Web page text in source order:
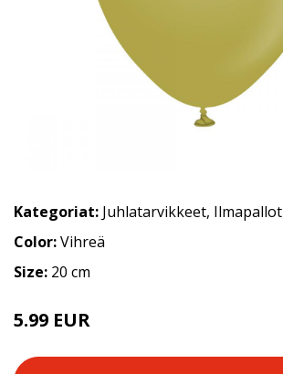
Kategoriat: Juhlatarvikkeet, Ilmapallot
Color:Vihreä
Size: 20 cm
5.99 EUR